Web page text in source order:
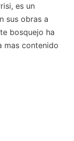
es un
sus obras a
bosquejo ha
mas contenido